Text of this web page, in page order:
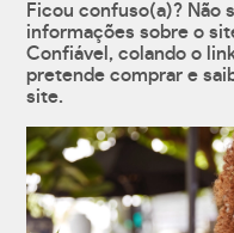
Ficou confuso(a)? Não
informações sobre o
Confiável, colando o
pretende comprar e
site.